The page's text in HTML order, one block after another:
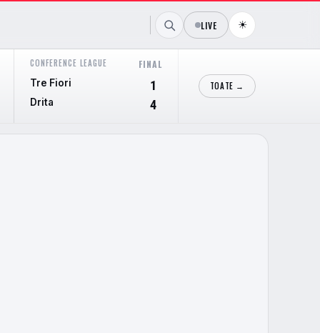
LIVE ☀
CONFERENCE LEAGUE FINAL
Tre Fiori 1
Drita 4
Hibernian
TOATE →